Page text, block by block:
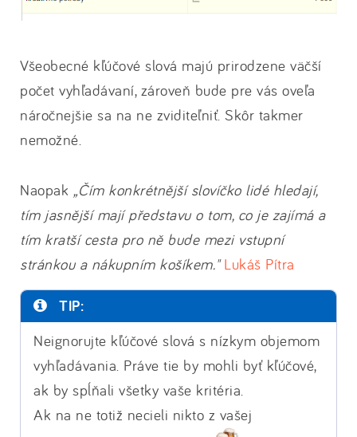
Všeobecné kľúčové slová majú prirodzene väčší
počet vyhľadávaní, zároveň bude pre vás oveľa
náročnejšie sa na ne zviditeľniť. Skôr takmer
nemožné.
Naopak „Čím konkrétnější slovíčko lidé hledají,
tím jasnější mají představu o tom, co je zajímá a
tím kratší cesta pro ně bude mezi vstupní
stránkou a nákupním košíkem." Lukáš Pítra
TIP:
Neignorujte kľúčové slová s nízkym objemom
vyhľadávania. Práve tie by mohli byť kľúčové,
ak by spĺňali všetky vaše kritéria.
Ak na ne totiž necieli nikto z vašej